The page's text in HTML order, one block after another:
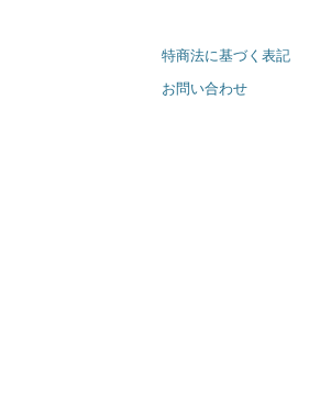
特商法に基づく表記
お問い合わせ